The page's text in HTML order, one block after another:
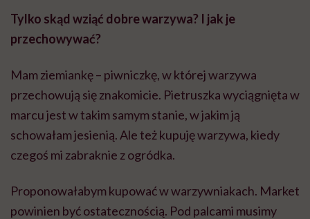
Tylko skąd wziąć dobre warzywa? I jak je
przechowywać?
Mam ziemiankę – piwniczkę, w której warzywa
przechowują się znakomicie. Pietruszka wyciągnięta w
marcu jest w takim samym stanie, w jakim ją
schowałam jesienią. Ale też kupuję warzywa, kiedy
czegoś mi zabraknie z ogródka.
Proponowałabym kupować w warzywniakach. Market
powinien być ostatecznością. Pod palcami musimy